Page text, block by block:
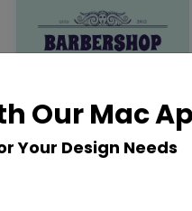
Our Mac
Your Design Needs